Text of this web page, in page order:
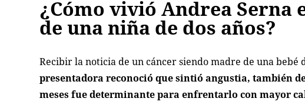
¿Cómo vivió Andrea Serna
de una niña de dos años?
Recibir la noticia de un cáncer siendo madre de una bebé
presentadora reconoció que sintió angustia, también
meses fue determinante para enfrentarlo con mayor